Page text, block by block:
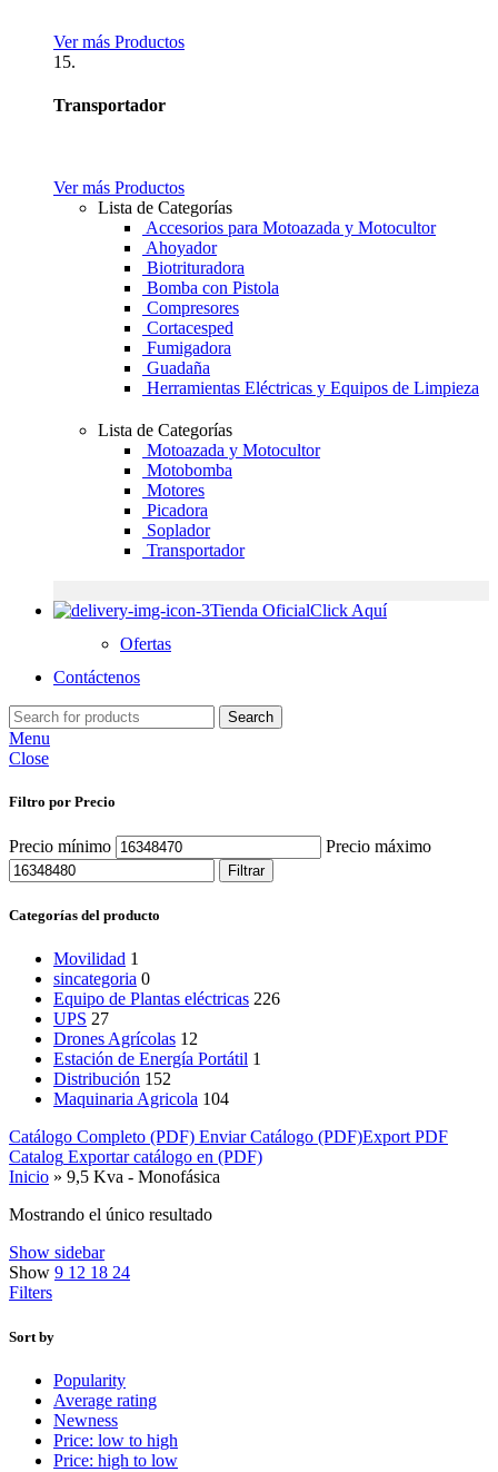
Ver más Productos
15.
Transportador
Ver más Productos
Lista de Categorías
Accesorios para Motoazada y Motocultor
Ahoyador
Biotrituradora
Bomba con Pistola
Compresores
Cortacesped
Fumigadora
Guadaña
Herramientas Eléctricas y Equipos de Limpieza
Lista de Categorías
Motoazada y Motocultor
Motobomba
Motores
Picadora
Soplador
Transportador
Tienda OficialClick Aquí
Ofertas
Contáctenos
Search
Menu
Close
Filtro por Precio
Precio mínimo Precio máximo
Filtrar
Categorías del producto
Movilidad 1
sincategoria 0
Equipo de Plantas eléctricas 226
UPS 27
Drones Agrícolas 12
Estación de Energía Portátil 1
Distribución 152
Maquinaria Agricola 104
Catálogo Completo (PDF) Enviar Catálogo (PDF)Export PDF
Catalog Exportar catálogo en (PDF)
Inicio » 9,5 Kva - Monofásica
Mostrando el único resultado
Show sidebar
Show 9 12 18 24
Filters
Sort by
Popularity
Average rating
Newness
Price: low to high
Price: high to low